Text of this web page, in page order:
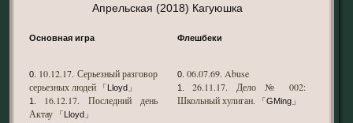
Апрельская (2018) Кагуюшка
Основная игра Флешбеки
0.
10.12.17. Серьезный разговор
серьезных людей「Lloyd」
1.
16.12.17. Последний день
Актау「Lloyd」
0. 06.07.69. Abuse
1.26.11.17. Дело № 002:
Школьный хулиган. 「GMing」